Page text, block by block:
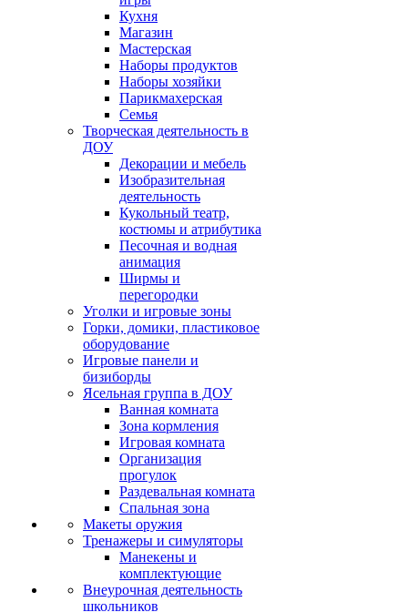
Кухня
Магазин
Мастерская
Наборы продуктов
Наборы хозяйки
Парикмахерская
Семья
Творческая деятельность в
ДОУ
Декорации и мебель
Изобразительная
деятельность
Кукольный театр,
костюмы и атрибутика
Песочная и водная
анимация
Ширмы и
перегородки
Уголки и игровые зоны
Горки, домики, пластиковое
оборудование
Игровые панели и
бизиборды
Ясельная группа в ДОУ
Ванная комната
Зона кормления
Игровая комната
Организация
прогулок
Раздевальная комната
Спальная зона
Макеты оружия
Тренажеры и симуляторы
Манекены и
комплектующие
Внеурочная деятельность
школьников